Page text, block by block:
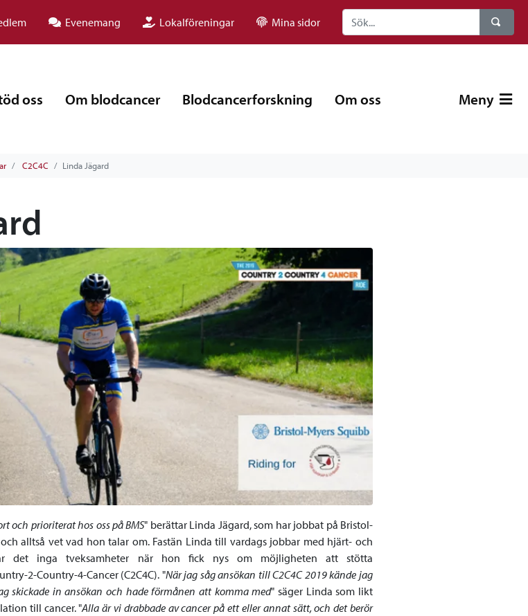
Evenemang Lokalföreningar Mina sidor
oss Om blodcancer Blodcancerforskning Om oss Meny
C2C4C Linda Jägard
och prioriterat hos oss på BMS" berättar Linda Jägard, som har jobbat på Bristol-
alltså vet vad hon talar om. Fastän Linda till vardags jobbar med hjärt- och
det inga tveksamheter när hon fick nys om möjligheten att stötta
2-Country-4-Cancer (C2C4C). "När jag såg ansökan till C2C4C 2019 kände jag
skickade in ansökan och hade förmånen att komma med" säger Linda som likt
till cancer. "Alla är vi drabbade av cancer på ett eller annat sätt, och det berör